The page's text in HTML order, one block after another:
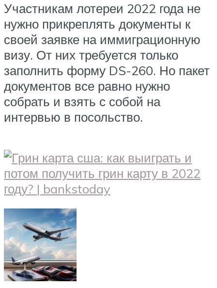
Участникам лотереи 2022 года не
нужно прикреплять документы к
своей заявке на иммиграционную
визу. От них требуется только
заполнить форму DS-260. Но пакет
документов все равно нужно
собрать и взять с собой на
интервью в посольство.